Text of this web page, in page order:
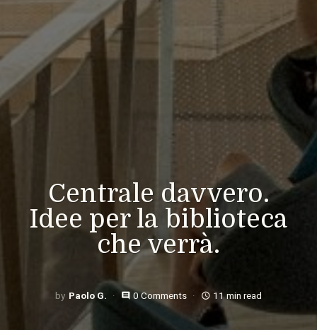
Centrale davvero.
Idee per la biblioteca
che verrà.
Paolo G. comment 0 Comments access_time 11 min read